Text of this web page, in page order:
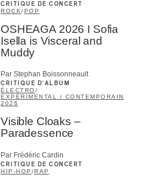
CRITIQUE DE CONCERT
ROCK/POP
OSHEAGA 2026 I Sofia
Isella is Visceral and
Muddy
Par Stephan Boissonneault
CRITIQUE D'ALBUM
ÉLECTRO/
EXPÉRIMENTAL / CONTEMPORAIN
2026
Visible Cloaks –
Paradessence
Par Frédéric Cardin
CRITIQUE DE CONCERT
HIP-HOP /RAP